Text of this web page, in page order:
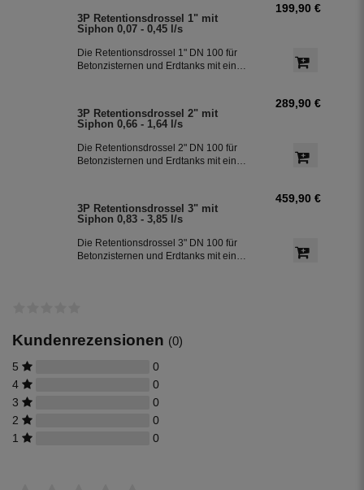
3P Retentionsdrossel 1" mit
Siphon 0,07 - 0,45 l/s
Die Retentionsdrossel 1" DN 100 für
Betonzisternen und Erdtanks mit einem
der Fachhochschule Münster nach und
besitzt einen vormontierten
Überlaufsiphon (DN 100).
199,90 €
3P Retentionsdrossel 2" mit
Siphon 0,66 - 1,64 l/s
Die Retentionsdrossel 2" DN 100 für
Betonzisternen und Erdtanks mit einem
der Fachhochschule Münster nach und
besitzt einen vormontierten
Überlaufsiphon (DN 100).
289,90 €
3P Retentionsdrossel 3" mit
Siphon 0,83 - 3,85 l/s
Die Retentionsdrossel 3" DN 100 für
Betonzisternen und Erdtanks mit einem
Überlaufsiphon (DN 100).
459,90 €
Kundenrezensionen (0)
5
0
4
0
3
0
2
0
1
0